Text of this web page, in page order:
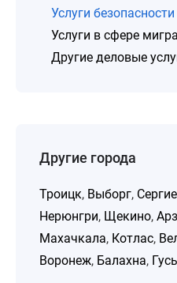
Услуги безопасности
Услуги в сфере
Другие деловые
Другие города
Троицк, Выборг,
Нерюнгри, Щекино,
Махачкала, Котлас,
Воронеж, Балахна,